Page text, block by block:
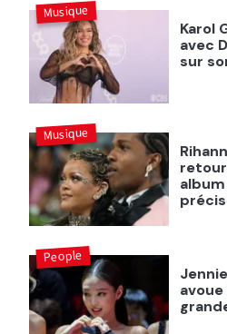
Karol
avec
sur
Musique
retour
Musique
People